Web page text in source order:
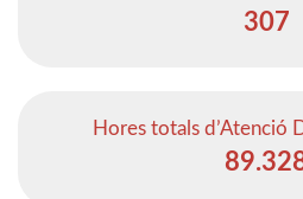
307
Hores totals d’Atenció